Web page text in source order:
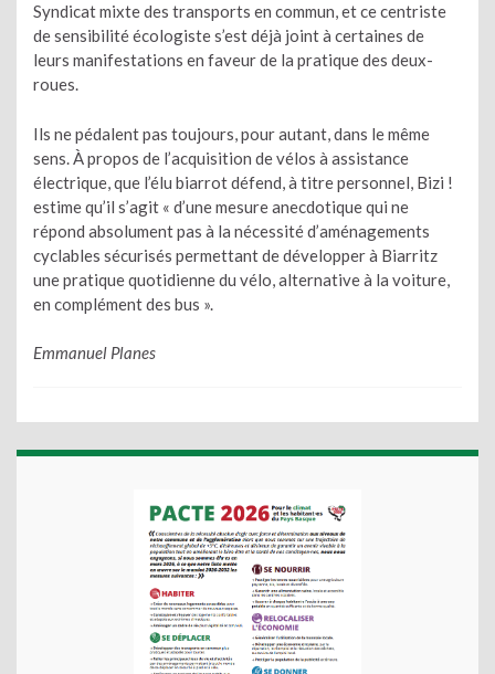
Syndicat mixte des transports en commun, et ce centriste
de sensibilité écologiste s’est déjà joint à certaines de
leurs manifestations en faveur de la pratique des deux-
roues.
Ils ne pédalent pas toujours, pour autant, dans le même
sens. À propos de l’acquisition de vélos à assistance
électrique, que l’élu biarrot défend, à titre personnel, Bizi !
estime qu’il s’agit « d’une mesure anecdotique qui ne
répond absolument pas à la nécessité d’aménagements
cyclables sécurisés permettant de développer à Biarritz
une pratique quotidienne du vélo, alternative à la voiture,
en complément des bus ».
Emmanuel Planes